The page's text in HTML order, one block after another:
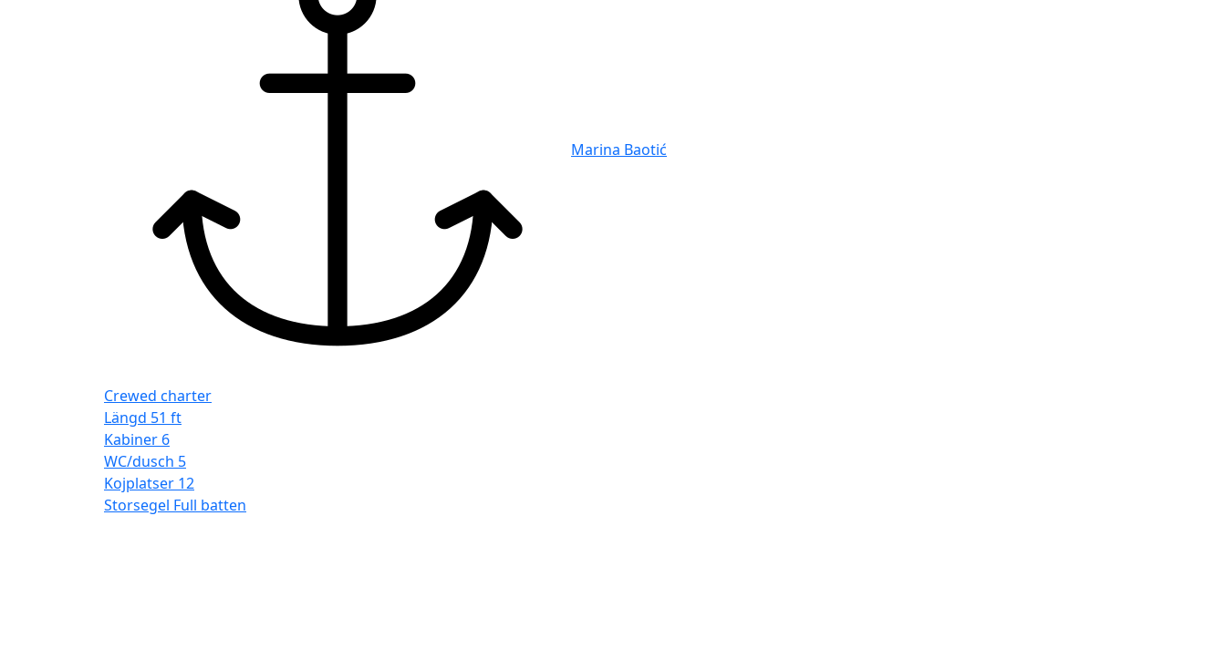
Marina Baotić
Crewed charter
Längd 51 ft
Kabiner 6
WC/dusch 5
Kojplatser 12
Storsegel Full batten